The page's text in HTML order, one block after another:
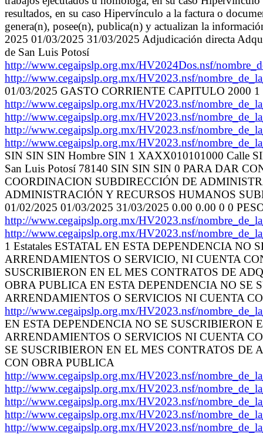
resultados, en su caso Hipervínculo a la factura o
genera(n), posee(n), publica(n) y actualizan la
2025 01/03/2025 31/03/2025 Adjudicación directa
de San Luis Potosí
http://www.cegaipslp.org.mx/HV2024Dos.nsf/
http://www.cegaipslp.org.mx/HV2023.nsf/
01/03/2025 GASTO CORRIENTE CAPITULO 2000 1
http://www.cegaipslp.org.mx/HV2023.nsf/
http://www.cegaipslp.org.mx/HV2023.nsf/
http://www.cegaipslp.org.mx/HV2023.nsf/
http://www.cegaipslp.org.mx/HV2023.nsf/
SIN SIN SIN Hombre SIN 1 XAXX010101000 Calle
San Luis Potosí 78140 SIN SIN SIN 0 PARA DAR
COORDINACION SUBDIRECCIÓN DE
ADMINISTRACIÓN Y RECURSOS HUMANOS
01/02/2025 01/03/2025 31/03/2025 0.00 0.00 0 0
http://www.cegaipslp.org.mx/HV2023.nsf/
http://www.cegaipslp.org.mx/HV2023.nsf/
1 Estatales ESTATAL EN ESTA DEPENDENCIA
ARRENDAMIENTOS O SERVICIO, NI CUENTA
SUSCRIBIERON EN EL MES CONTRATOS DE
OBRA PUBLICA EN ESTA DEPENDENCIA NO SE
ARRENDAMIENTOS O SERVICIOS NI CUENTA
http://www.cegaipslp.org.mx/HV2023.nsf/
EN ESTA DEPENDENCIA NO SE SUSCRIBIERON
ARRENDAMIENTOS O SERVICIOS NI CUENTA
SE SUSCRIBIERON EN EL MES CONTRATOS
CON OBRA PUBLICA
http://www.cegaipslp.org.mx/HV2023.nsf/
http://www.cegaipslp.org.mx/HV2023.nsf/
http://www.cegaipslp.org.mx/HV2023.nsf/
http://www.cegaipslp.org.mx/HV2023.nsf/
http://www.cegaipslp.org.mx/HV2023.nsf/